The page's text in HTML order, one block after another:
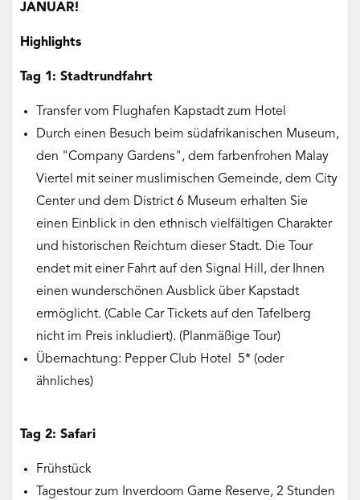
JANUAR!
Highlights
Tag 1: Stadtrundfahrt
Transfer vom Flughafen Kapstadt zum Hotel
Durch einen Besuch beim südafrikanischen Museum,
den "Company Gardens", dem farbenfrohen Malay
Viertel mit seiner muslimischen Gemeinde, dem City
Center und dem District 6 Museum erhalten Sie
einen Einblick in den ethnisch vielfältigen Charakter
und historischen Reichtum dieser Stadt. Die Tour
endet mit einer Fahrt auf den Signal Hill, der Ihnen
einen wunderschönen Ausblick über Kapstadt
ermöglicht. (Cable Car Tickets auf den Tafelberg
nicht im Preis inkludiert). (Planmäßige Tour)
Übernachtung: Pepper Club Hotel 5* (oder
ähnliches)
Tag 2: Safari
Frühstück
Tagestour zum Inverdoom Game Reserve, 2 Stunden